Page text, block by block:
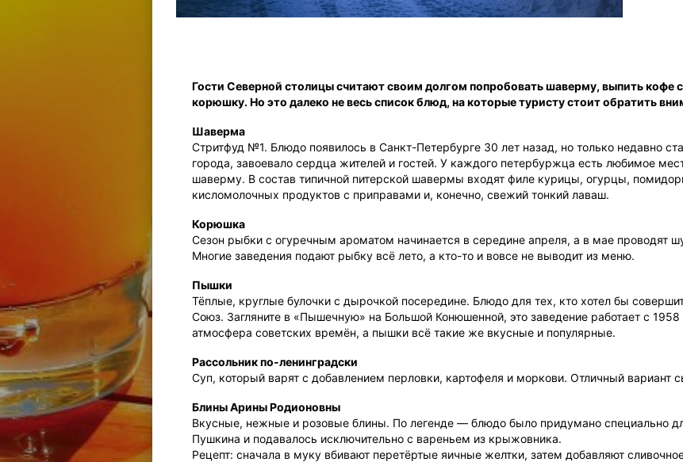
Гости Северной столицы считают своим долгом попробовать шаверму, выпить кофе
корюшку. Но это далеко не весь список блюд, на которые туристу стоит обратить
Шаверма
Стритфуд №1. Блюдо появилось в Санкт-Петербурге 30 лет назад, но только недавно
города, завоевало сердца жителей и гостей. У каждого петербуржца есть любимое
шаверму. В состав типичной питерской шавермы входят филе курицы, огурцы,
кисломолочных продуктов с приправами и, конечно, свежий тонкий лаваш.
Корюшка
Сезон рыбки с огуречным ароматом начинается в середине апреля, а в мае проводят
Многие заведения подают рыбку всё лето, а кто-то и вовсе не выводит из меню.
Пышки
Тёплые, круглые булочки с дырочкой посередине. Блюдо для тех, кто хотел бы
Союз. Загляните в «Пышечную» на Большой Конюшенной, это заведение работает с
атмосфера советских времён, а пышки всё такие же вкусные и популярные.
Рассольник по-ленинградски
Суп, который варят с добавлением перловки, картофеля и моркови. Отличный вариант
Блины Арины Родионовны
Вкусные, нежные и розовые блины. По легенде — блюдо было придумано специально
Пушкина и подавалось исключительно с вареньем из крыжовника.
Рецепт: сначала в муку вбивают перетёртые яичные желтки, затем добавляют